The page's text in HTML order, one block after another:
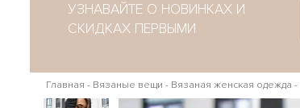
УЗНАВАЙТЕ О НОВИНКАХ И
СКИДКАХ ПЕРВЫМИ
Главная - Вязаные вещи - Вязаная женская одежда -